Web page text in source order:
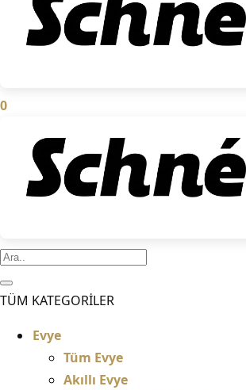
0
TÜM KATEGORİLER
Evye
Tüm Evye
Akıllı Evye